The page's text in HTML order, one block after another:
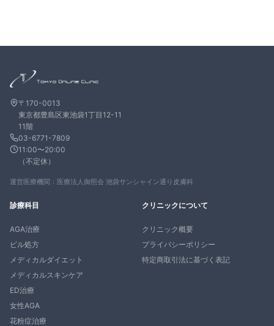
〒170-0013
東京都豊島区東池袋1丁目12-11
11階
03-6771-7809
11:00〜20:00
（不定休）
運営医療機関：医療法人御照会 池袋サンシャイン通り皮膚科
診療科目
AGA治療
ピル処方
メディカルダイエット
メディカルスキンケア
ED治療
女性AGA
花粉症治療
クリニックについて
クリニック概要
プライバシーポリシー
特定商取引法に基づく表記